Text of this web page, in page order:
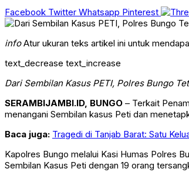
Facebook Twitter Whatsapp Pinterest
infoAtur ukuran teks artikel ini untuk
text_decrease text_increase
Dari Sembilan Kasus PETI, Polres Bungo
SERAMBIJAMBI.ID, BUNGO – Terkait
menangani Sembilan kasus Peti dan
Baca juga: Tragedi di Tanjab Barat: Satu
Kapolres Bungo melalui Kasi Humas Polres
Sembilan Kasus Peti dengan 19 orang